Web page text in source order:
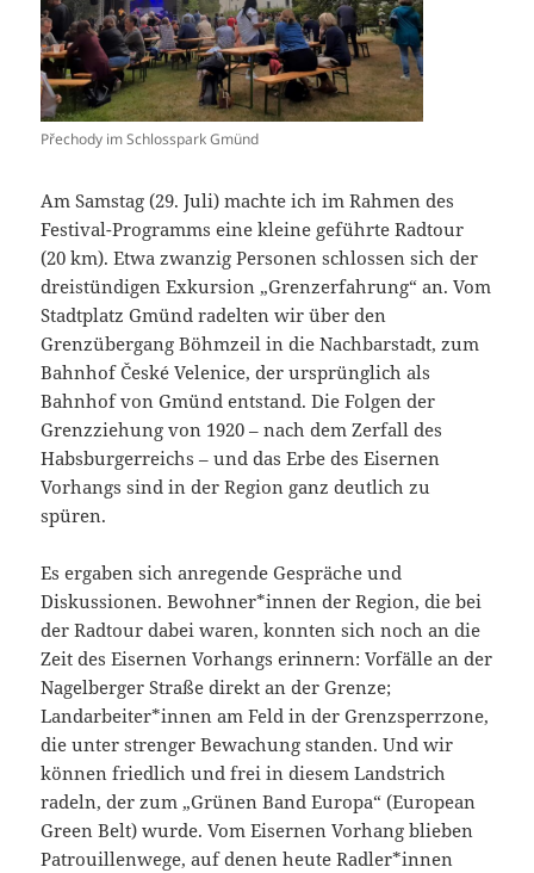
Přechody im Schlosspark Gmünd
Am Samstag (29. Juli) machte ich im Rahmen des
Festival-Programms eine kleine geführte Radtour
(20 km). Etwa zwanzig Personen schlossen sich der
dreistündigen Exkursion „Grenzerfahrung“ an. Vom
Stadtplatz Gmünd radelten wir über den
Grenzübergang Böhmzeil in die Nachbarstadt, zum
Bahnhof České Velenice, der ursprünglich als
Bahnhof von Gmünd entstand. Die Folgen der
Grenzziehung von 1920 – nach dem Zerfall des
Habsburgerreichs – und das Erbe des Eisernen
Vorhangs sind in der Region ganz deutlich zu
spüren.
Es ergaben sich anregende Gespräche und
Diskussionen. Bewohner*innen der Region, die bei
der Radtour dabei waren, konnten sich noch an die
Zeit des Eisernen Vorhangs erinnern: Vorfälle an der
Nagelberger Straße direkt an der Grenze;
Landarbeiter*innen am Feld in der Grenzsperrzone,
die unter strenger Bewachung standen. Und wir
können friedlich und frei in diesem Landstrich
radeln, der zum „Grünen Band Europa“ (European
Green Belt) wurde. Vom Eisernen Vorhang blieben
Patrouillenwege, auf denen heute Radler*innen